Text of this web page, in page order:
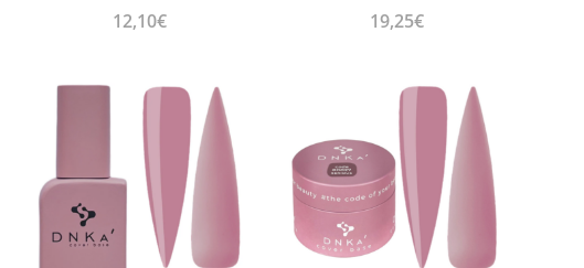
12,10€ 19,25€